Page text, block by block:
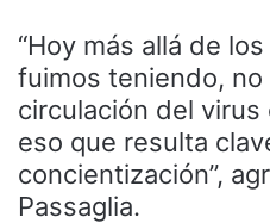
“Hoy más allá de
fuimos teniendo, no
circulación del
eso que resulta
concientización”,
Passaglia.